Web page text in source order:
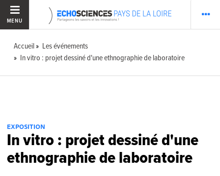
MENU
Accueil
Les événements
In vitro : projet dessiné d'une ethnographie de laboratoire
EXPOSITION
In vitro : projet dessiné d'une
ethnographie de laboratoire